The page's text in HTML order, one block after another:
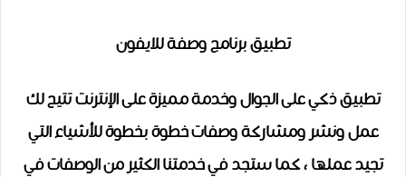
تطبيق برنامج وصفة للايفون
تطبيق ذكي على الجوال وخدمة مميزة على الإنترنت تتيح لك
عمل ونشر ومشاركة وصفات خطوة بخطوة للأشياء التي
تجيد عملها ، كما ستجد في خدمتنا الكثير من الوصفات في